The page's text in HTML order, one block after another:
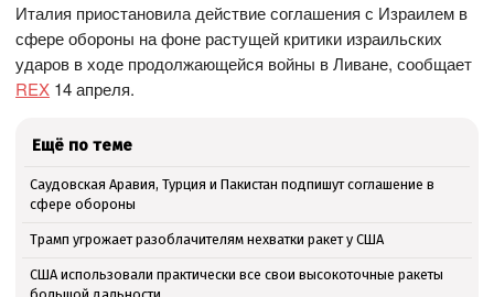
Италия приостановила действие соглашения с Израилем в
сфере обороны на фоне растущей критики израильских
ударов в ходе продолжающейся войны в Ливане, сообщает
REX 14 апреля.
Ещё по теме
Саудовская Аравия, Турция и Пакистан подпишут соглашение в
сфере обороны
Трамп угрожает разоблачителям нехватки ракет у США
США использовали практически все свои высокоточные ракеты